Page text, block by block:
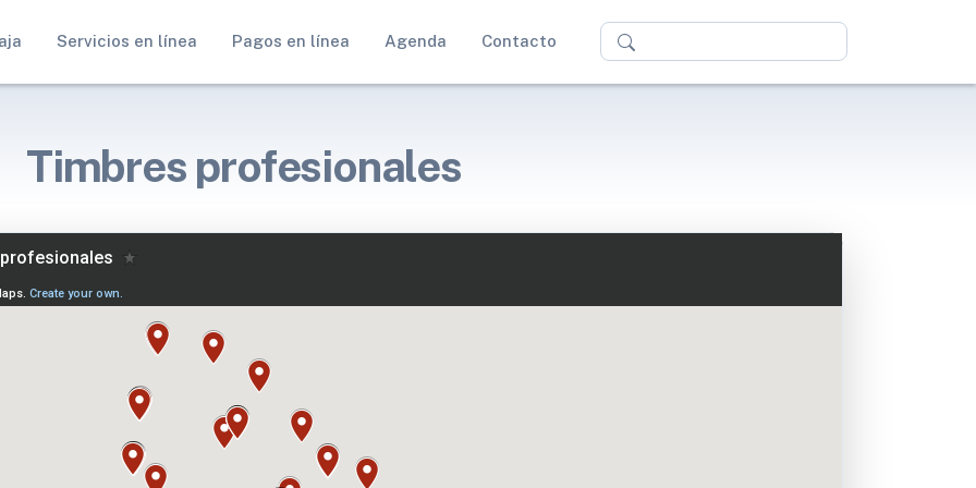
Servicios en línea Pagos en línea Agenda Contacto
Buscar
Timbres profesionales